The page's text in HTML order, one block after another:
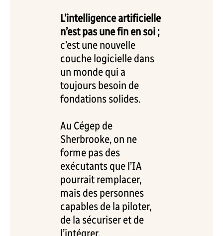
L’intelligence artificielle
n’est pas une fin en soi ;
c’est une nouvelle
couche logicielle dans
un monde qui a
toujours besoin de
fondations solides.
Au Cégep de
Sherbrooke, on ne
forme pas des
exécutants que l’IA
pourrait remplacer,
mais des personnes
capables de la piloter,
de la sécuriser et de
l’intégrer.